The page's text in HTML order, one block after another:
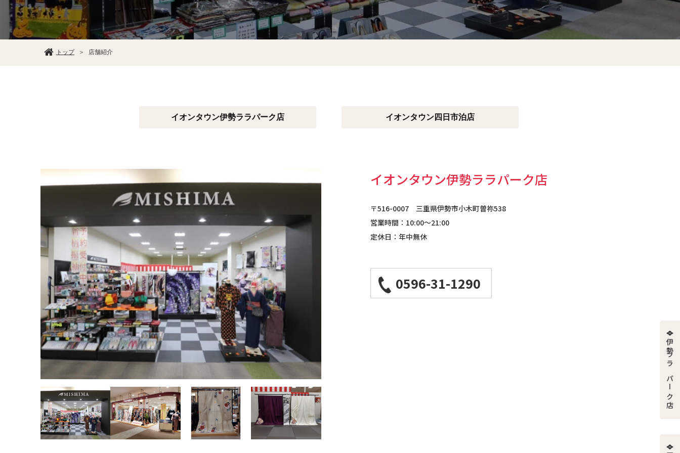
伊勢ララパーク店
トップ ＞ 店舗紹介
イオンタウン​​​​​​伊勢ララパーク店 イオンタウン四日市泊店
イオンタウン伊勢ララパーク店
〒516-0007 三重県伊勢市小木町曽祢538
営業時間：10:00～21:00
定休日：年中無休
0596-31-1290